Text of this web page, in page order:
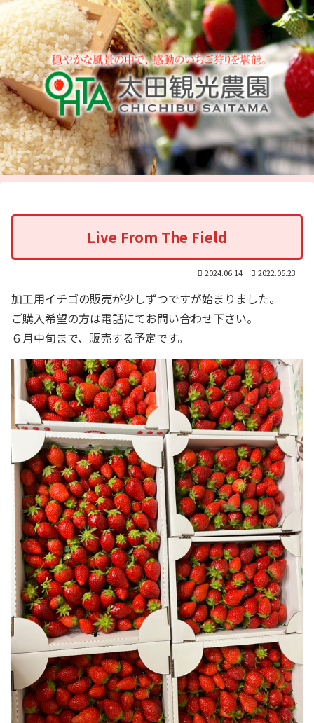
Live From The Field
2024.06.14 2022.05.23
加工用イチゴの販売が少しずつですが始まりました。
ご購入希望の方は電話にてお問い合わせ下さい。
６月中旬まで、販売する予定です。